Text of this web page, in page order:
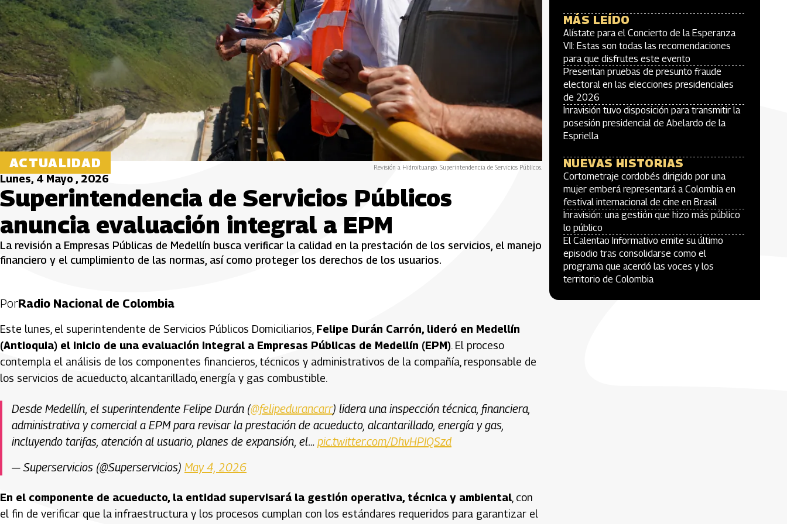
ACTUALIDAD Revisión a Hidroituango. Superintendencia de Servicios Públicos.
Lunes, 4 Mayo , 2026
Superintendencia de Servicios Públicos
anuncia evaluación integral a EPM
La revisión a Empresas Públicas de Medellín busca verificar la calidad en la prestación de los servicios, el manejo
financiero y el cumplimiento de las normas, así como proteger los derechos de los usuarios.
PorRadio Nacional de Colombia
Este lunes, el superintendente de Servicios Públicos Domiciliarios, Felipe Durán Carrón, lideró en Medellín
(Antioquia) el inicio de una evaluación integral a Empresas Públicas de Medellín (EPM). El proceso
contempla el análisis de los componentes financieros, técnicos y administrativos de la compañía, responsable de
los servicios de acueducto, alcantarillado, energía y gas combustible.
Desde Medellín, el superintendente Felipe Durán (@felipedurancarr) lidera una inspección técnica, financiera,
administrativa y comercial a EPM para revisar la prestación de acueducto, alcantarillado, energía y gas,
incluyendo tarifas, atención al usuario, planes de expansión, el… pic.twitter.com/DhvHPIQSzd
— Superservicios (@Superservicios) May 4, 2026
En el componente de acueducto, la entidad supervisará la gestión operativa, técnica y ambiental , con
el fin de verificar que la infraestructura y los procesos cumplan con los estándares requeridos para garantizar el
MÁS LEÍDO
Alístate para el Concierto de la Esperanza
VII: Estas son todas las recomendaciones
para que disfrutes este evento
Presentan pruebas de presunto fraude
electoral en las elecciones presidenciales
de 2026
Inravisión tuvo disposición para transmitir la
posesión presidencial de Abelardo de la
Espriella
NUEVAS HISTORIAS
Cortometraje cordobés dirigido por una
mujer emberá representará a Colombia en
festival internacional de cine en Brasil
Inravisión: una gestión que hizo más público
lo público
El Calentao Informativo emite su último
episodio tras consolidarse como el
programa que acerdó las voces y los
territorio de Colombia